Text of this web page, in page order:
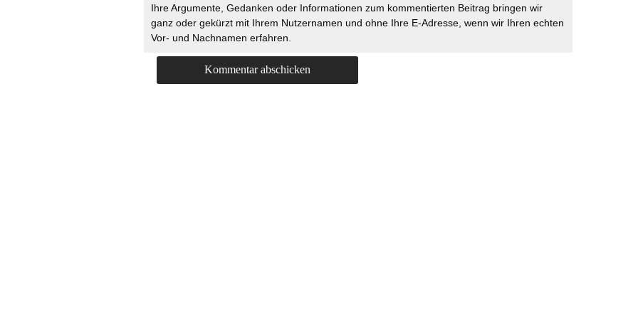
Ihre Argumente, Gedanken oder Informationen zum kommentierten Beitrag bringen wir
ganz oder gekürzt mit Ihrem Nutzernamen und ohne Ihre E-Adresse, wenn wir Ihren echten
Vor- und Nachnamen erfahren.